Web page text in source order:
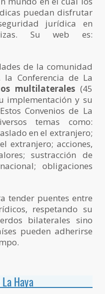
puedan disfrutar
jurídica en
Su web es:
de la comunidad
la Conferencia de La
multilaterales(45
implementación y su
Convenios de La
temas como:
en el extranjero;
extranjero; acciones,
sustracción de
obligaciones
tender puentes entre
respetando su
bilaterales sino
pueden adherirse
Haya